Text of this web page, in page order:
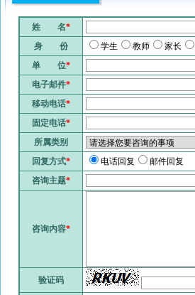
姓 名*
身 份
学生 教师 家长
单 位*
电子邮件*
移动电话*
固定电话*
所属类别
回复方式* 电话回复
邮件回复
咨询主题*
咨询内容*
验证码